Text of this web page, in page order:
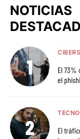
NOTICIAS
El 73%
el
El